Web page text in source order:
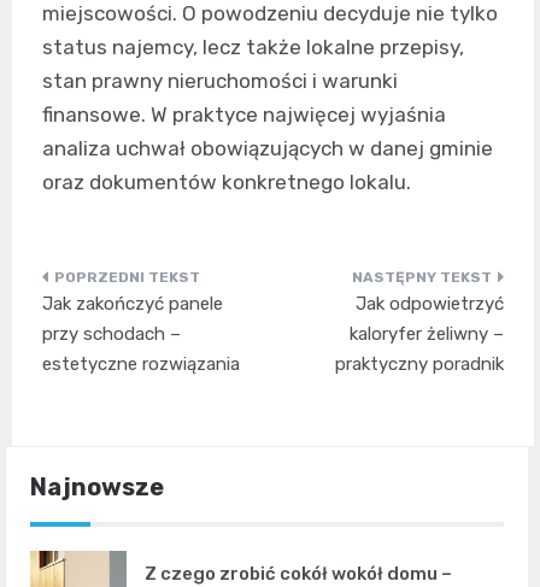
miejscowości. O powodzeniu decyduje nie tylko
status najemcy, lecz także lokalne przepisy,
stan prawny nieruchomości i warunki
finansowe. W praktyce najwięcej wyjaśnia
analiza uchwał obowiązujących w danej gminie
oraz dokumentów konkretnego lokalu.
Nawigacja
wpisu
Jak zakończyć panele
przy schodach –
estetyczne rozwiązania
Jak odpowietrzyć
kaloryfer żeliwny –
praktyczny poradnik
Najnowsze
Z czego zrobić cokół wokół domu –